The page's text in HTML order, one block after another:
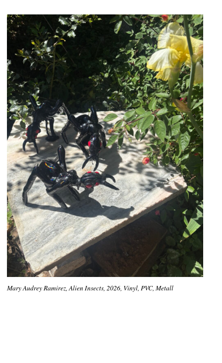
Mary Audrey Ramirez, Alien Insects, 2026, Vinyl, PVC, Metall